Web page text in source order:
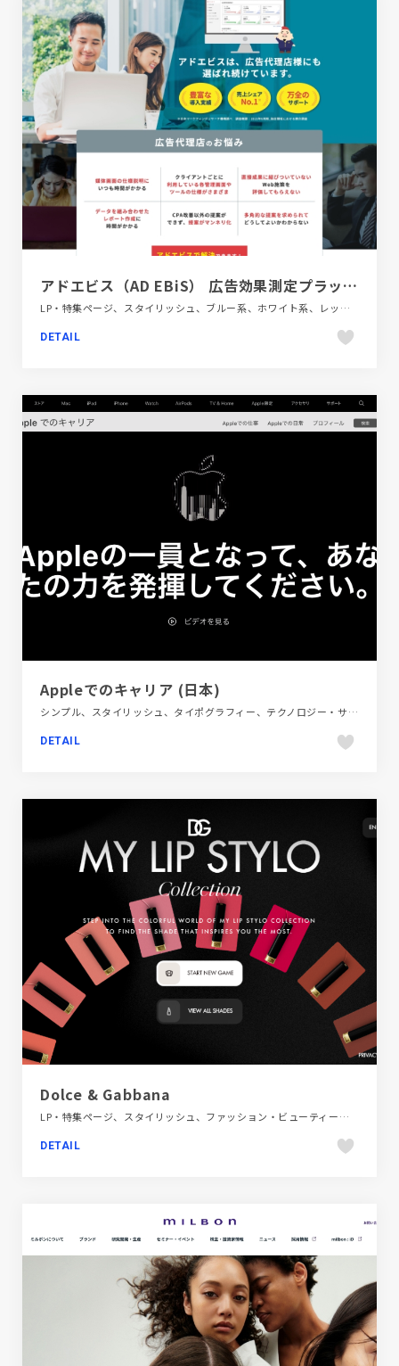
アドエビス（AD EBiS） 広告効果測定プラットフォーム
LP・特集ページ、スタイリッシュ、ブルー系、ホワイト系、レッド系、大きめ写真、金融・法律・人材・専門職
DETAIL
Appleでのキャリア (日本)
シンプル、スタイリッシュ、タイポグラフィー、テクノロジー・サイエンス、パープル系、ピンク系、ブラック系 、モーション多め、新卒・中途採用サイト
DETAIL
Dolce & Gabbana
LP・特集ページ、スタイリッシュ、ファッション・ビューティー、ブラック系 、ポップ
DETAIL